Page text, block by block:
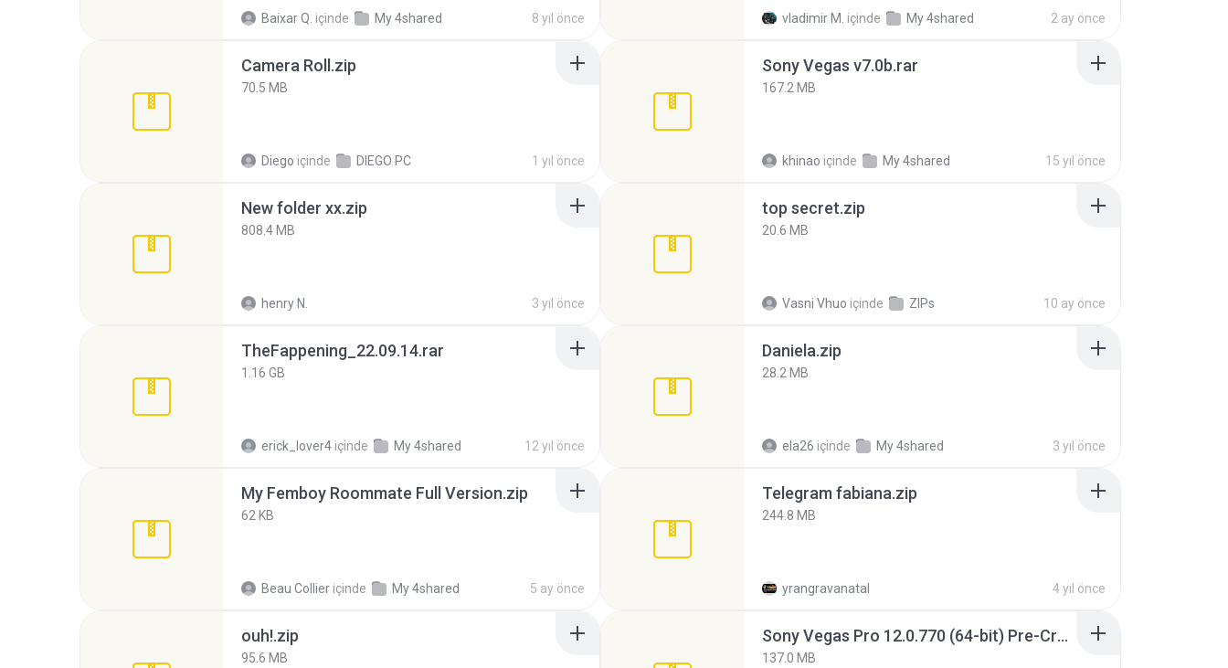
Baixar Q. içinde My 4shared 8 yıl önce vladimir M. içinde My 4shared 2 ay önce
Camera Roll.zip
70.5 MB
Diego içinde DIEGO PC 1 yıl önce
Sony Vegas v7.0b.rar
167.2 MB
khinao içinde My 4shared 15 yıl önce
New folder xx.zip
808.4 MB
henry N. 3 yıl önce
top secret.zip
20.6 MB
Vasni Vhuo içinde ZIPs 10 ay önce
TheFappening_22.09.14.rar
1.16 GB
erick_lover4 içinde My 4shared 12 yıl önce
Daniela.zip
28.2 MB
ela26 içinde My 4shared 3 yıl önce
My Femboy Roommate Full Version.zip
62 KB
Beau Collier içinde My 4shared 5 ay önce
Telegram fabiana.zip
244.8 MB
yrangravanatal 4 yıl önce
ouh!.zip
95.6 MB
Sony Vegas Pro 12.0.770 (64-bit) Pre-Cracked.zip
137.0 MB